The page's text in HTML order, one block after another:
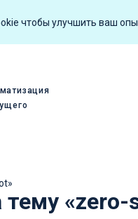
чтобы улучшить ваш
тему «zero-